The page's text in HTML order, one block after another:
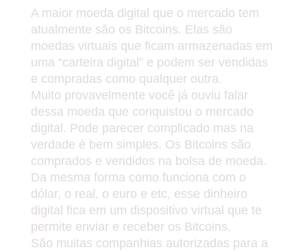
A maior moeda digital que o mercado tem
atualmente são os Bitcoins. Elas são
moedas virtuais que ficam armazenadas em
uma “carteira digital” e podem ser vendidas
e compradas como qualquer outra.
Muito provavelmente você já ouviu falar
dessa moeda que conquistou o mercado
digital. Pode parecer complicado mas na
verdade é bem simples. Os Bitcoins são
comprados e vendidos na bolsa de moeda.
Da mesma forma como funciona com o
dólar, o real, o euro e etc, esse dinheiro
digital fica em um dispositivo virtual que te
permite enviar e receber os Bitcoins.
São muitas companhias autorizadas para a